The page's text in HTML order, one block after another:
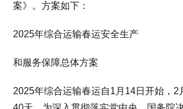
案》。方案如下：
2025年综合运输春运安全生产
和服务保障总体方案
2025年综合运输春运自1月14日开始，2